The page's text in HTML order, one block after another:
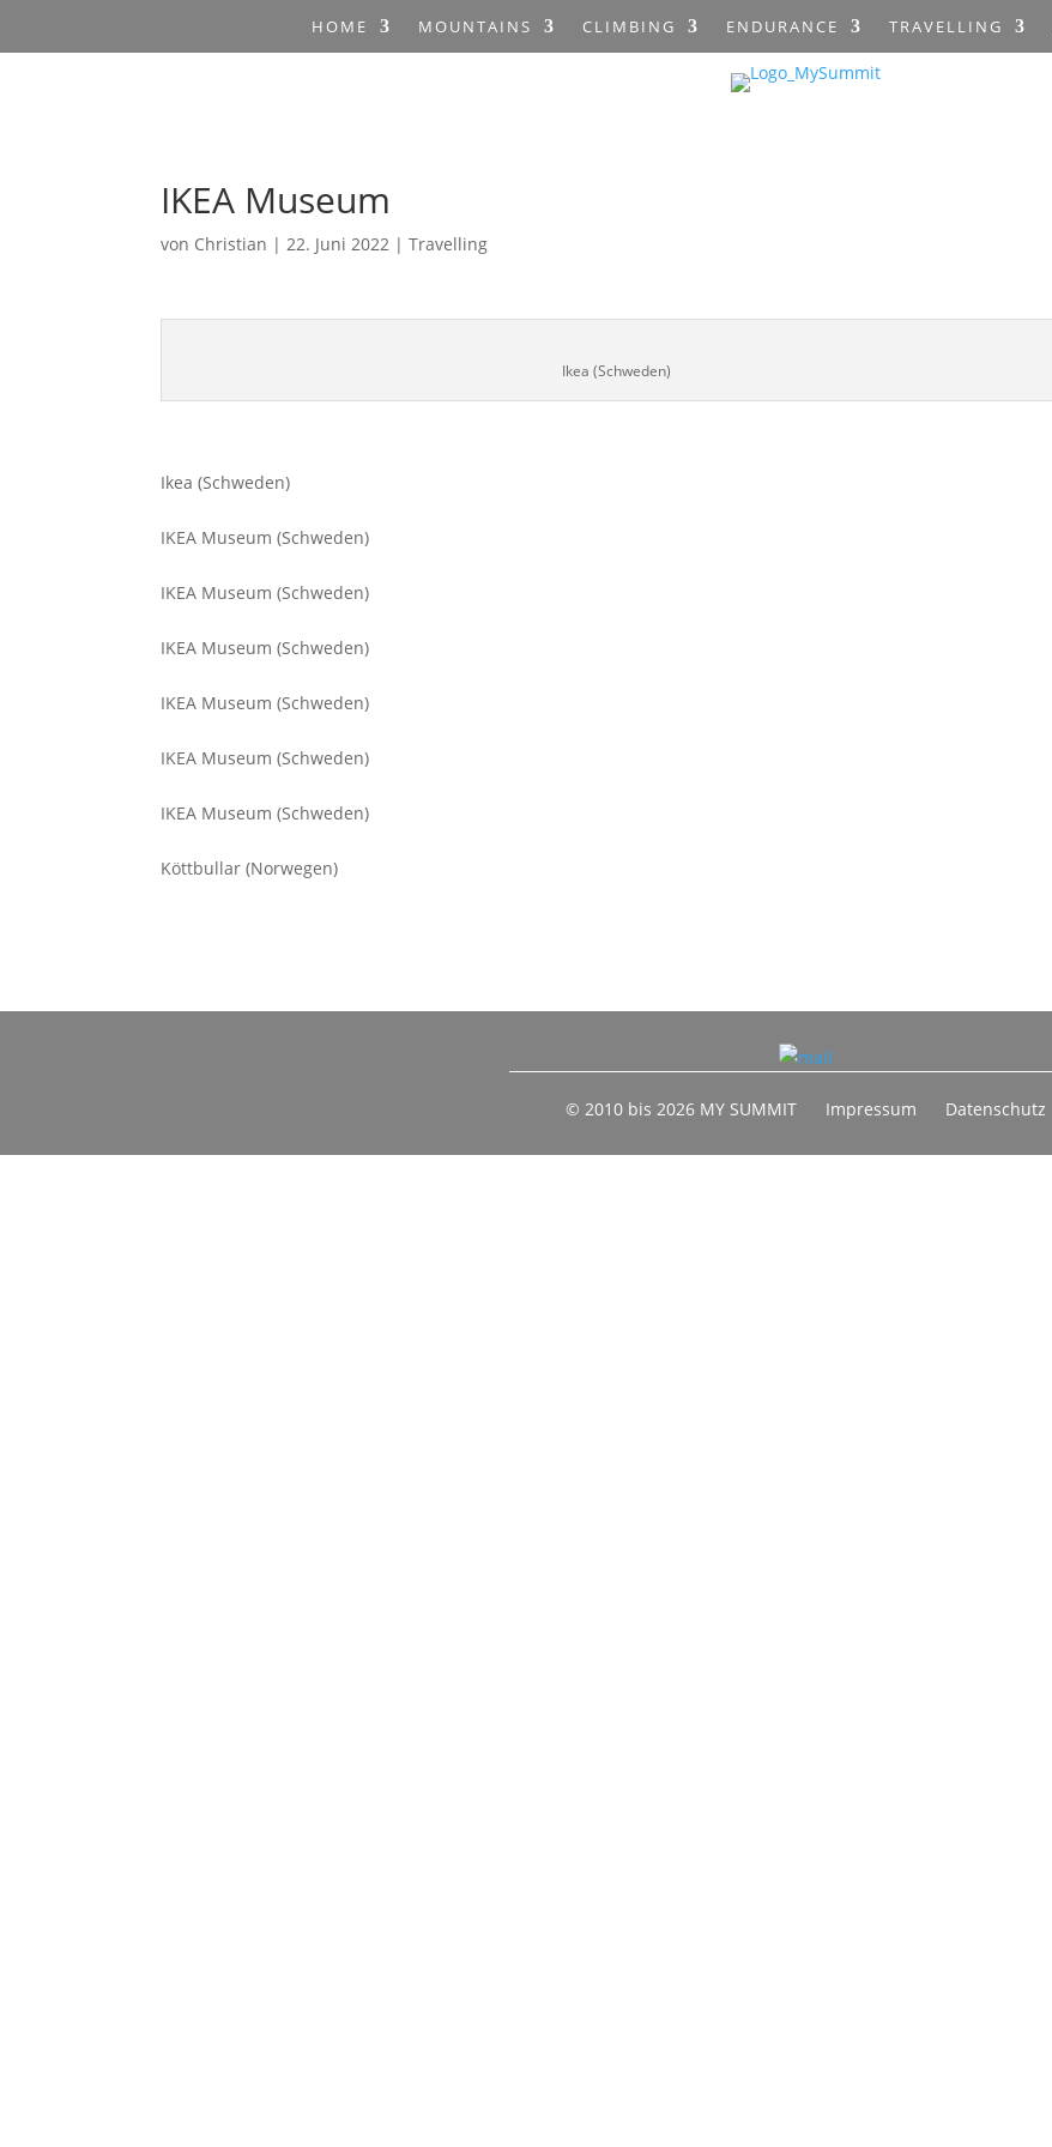
HOME MOUNTAINS CLIMBING ENDURANCE TRAVELLING
IKEA Museum
von Christian |22. Juni 2022 |Travelling
Ikea (Schweden)
Ikea (Schweden)
IKEA Museum (Schweden)
IKEA Museum (Schweden)
IKEA Museum (Schweden)
IKEA Museum (Schweden)
IKEA Museum (Schweden)
IKEA Museum (Schweden)
Köttbullar (Norwegen)
© 2010 bis 2026 MY SUMMIT Impressum Datenschutz